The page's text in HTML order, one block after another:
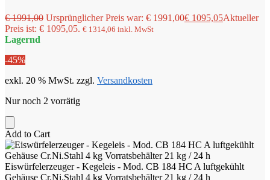
€1991,00 Ursprünglicher Preis war: € 1991,00€ 1095,05Aktueller
Preis ist: € 1095,05. € 1314,06 inkl. MwSt
Lagernd
-45%
exkl. 20 % MwSt. zzgl. Versandkosten
Nur noch 2 vorrätig
Add to Cart
Eiswürfelerzeuger - Kegeleis - Mod. CB 184 HC A luftgekühlt
Gehäuse Cr.Ni.Stahl 4 kg Vorratsbehälter 21 kg / 24 h